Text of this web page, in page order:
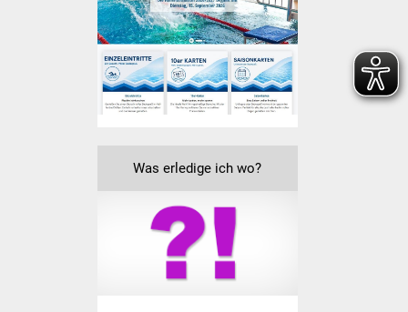
Einrichtungen
Hallenbad
Stadtarchiv
Zehntscheuer
Bürgerhaus
Was erledige ich wo?